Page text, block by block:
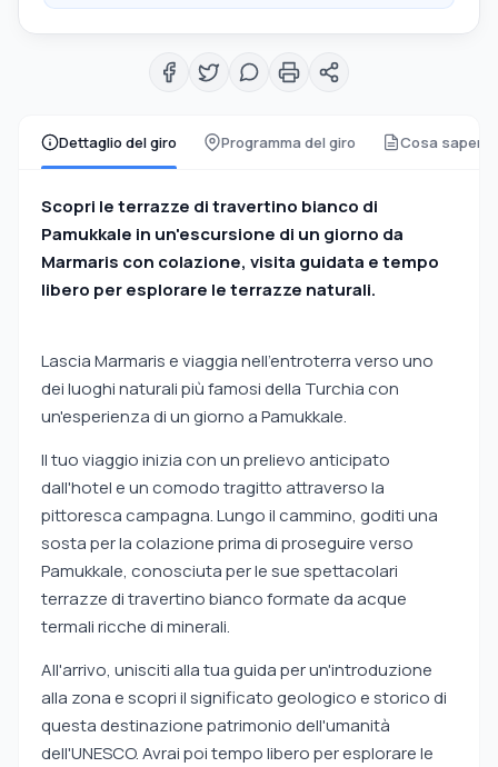
Dettaglio del giro Programma del giro Cosa sapere
Scopri le terrazze di travertino bianco di
Pamukkale in un'escursione di un giorno da
Marmaris con colazione, visita guidata e tempo
libero per esplorare le terrazze naturali.
Lascia Marmaris e viaggia nell'entroterra verso uno
dei luoghi naturali più famosi della Turchia con
un'esperienza di un giorno a Pamukkale.
Il tuo viaggio inizia con un prelievo anticipato
dall'hotel e un comodo tragitto attraverso la
pittoresca campagna. Lungo il cammino, goditi una
sosta per la colazione prima di proseguire verso
Pamukkale, conosciuta per le sue spettacolari
terrazze di travertino bianco formate da acque
termali ricche di minerali.
All'arrivo, unisciti alla tua guida per un'introduzione
alla zona e scopri il significato geologico e storico di
questa destinazione patrimonio dell'umanità
dell'UNESCO. Avrai poi tempo libero per esplorare le